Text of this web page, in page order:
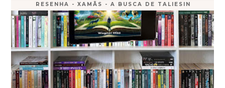
RESENHA - XAMÃS - A BUSCA DE TALIESIN